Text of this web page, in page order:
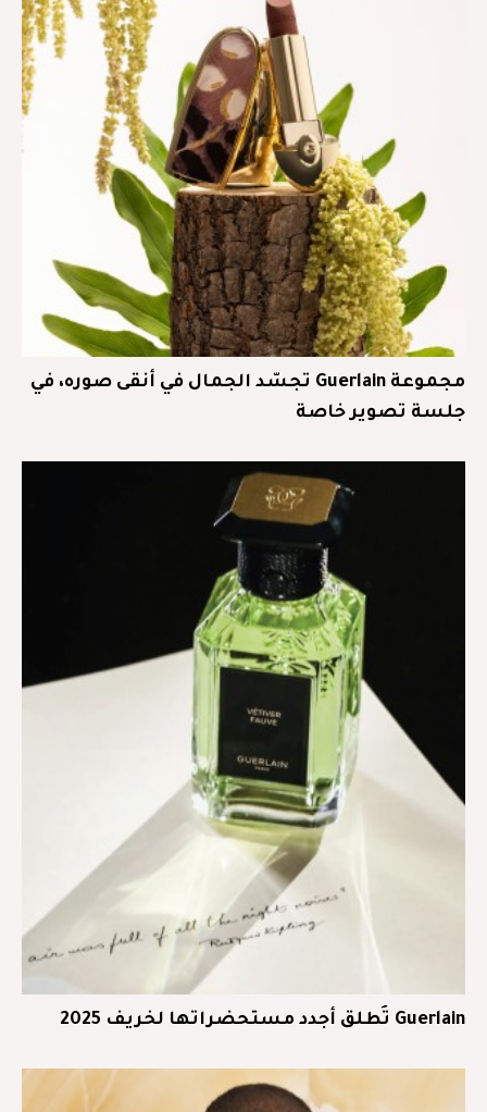
مجموعة Guerlain تجسّد الجمال في أنقى صوره، في
جلسة تصوير خاصة
Guerlain تُطلق أجدد مستحضراتها لخريف 2025